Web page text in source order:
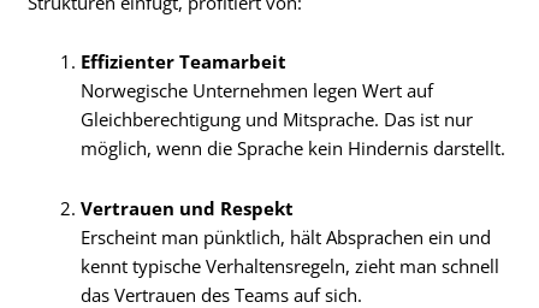
Effizienter Teamarbeit
Norwegische Unternehmen legen Wert auf
Gleichberechtigung und Mitsprache. Das ist nur
möglich, wenn die Sprache kein Hindernis darstellt.
Vertrauen und Respekt
Erscheint man pünktlich, hält Absprachen ein und
kennt typische Verhaltensregeln, zieht man schnell
das Vertrauen des Teams auf sich.